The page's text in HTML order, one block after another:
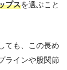
プスを選ぶこと
ても、この長め
ラインや股関節